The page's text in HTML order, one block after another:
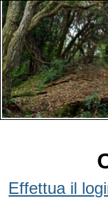
Effettua il